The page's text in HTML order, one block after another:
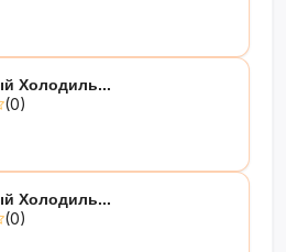
Холодиль...
(0)
Холодиль...
(0)